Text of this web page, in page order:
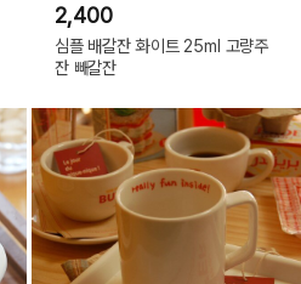
2,400
심플 배갈잔 화이트 25ml 고량주
잔 빼갈잔